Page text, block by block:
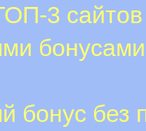
3
бонус без